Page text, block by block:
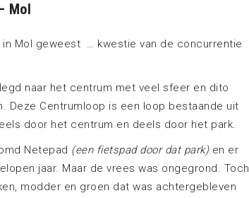
Mol
Mol geweest … kwestie van de concurrentie
naar het centrum met veel sfeer en dito
Deze Centrumloop is een loop bestaande uit
door het centrum en deels door het park.
Netepad (een fietspad door dat park) en er
jaar. Maar de vrees was ongegrond. Toch
modder en groen dat was achtergebleven